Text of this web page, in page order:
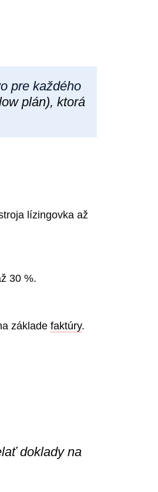
pre každého
plán), ktorá
lízingovka až
30 %.
základe faktúry.
doklady na